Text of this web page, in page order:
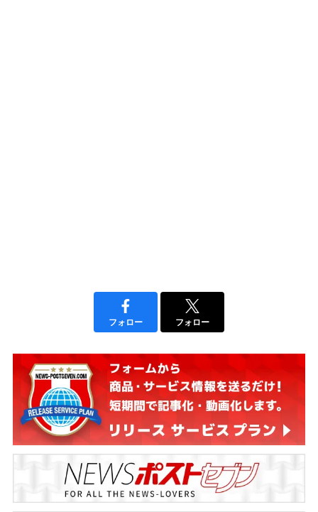
フォロー フォロー